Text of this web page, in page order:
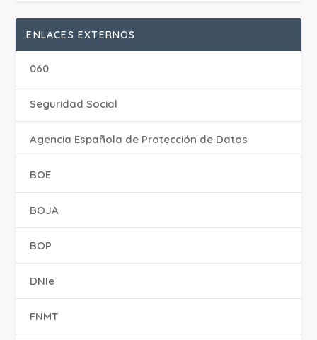
ENLACES EXTERNOS
060
Seguridad Social
Agencia Española de Protección de Datos
BOE
BOJA
BOP
DNIe
FNMT